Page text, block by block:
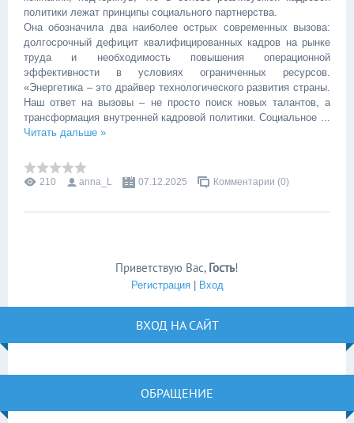
политики лежат принципы социального партнерства.
Она обозначила два наиболее острых современных вызова:
долгосрочный дефицит квалифицированных кадров на рынке
труда и необходимость повышения операционной
эффективности в условиях ограниченных ресурсов.
«Энергетика – это драйвер технологического развития страны.
Наш ответ на вызовы – не просто поиск новых талантов, а
трансформация внутренней кадровой политики. Социальное
Читать дальше »
210 anna_L 07.12.2025 Комментарии (0)
Приветствую Вас, Гость!
Регистрация| Вход
ВХОД НА САЙТ
ОБРАЩЕНИЕ